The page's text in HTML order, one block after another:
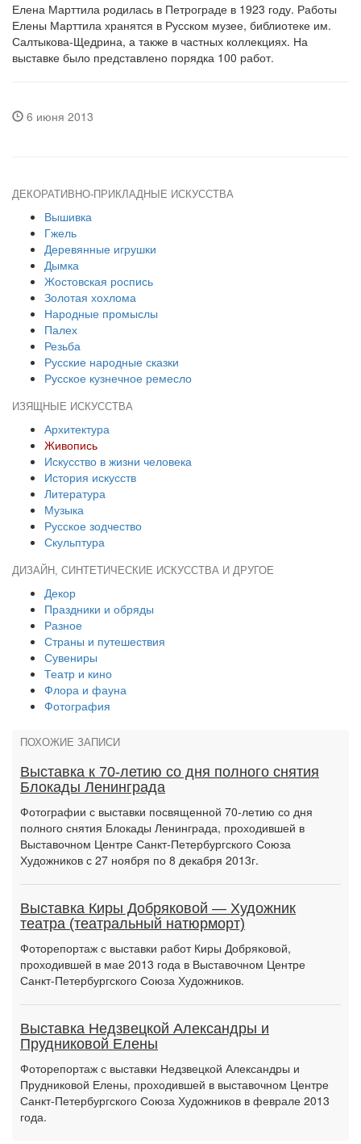
Елена Марттила родилась в Петрограде в 1923 году. Работы
Елены Марттила хранятся в Русском музее, библиотеке им.
Салтыкова-Щедрина, а также в частных коллекциях. На
выставке было представлено порядка 100 работ.
6 июня 2013
ДЕКОРАТИВНО-ПРИКЛАДНЫЕ ИСКУССТВА
Вышивка
Гжель
Деревянные игрушки
Дымка
Жостовская роспись
Золотая хохлома
Народные промыслы
Палех
Резьба
Русские народные сказки
Русское кузнечное ремесло
ИЗЯЩНЫЕ ИСКУССТВА
Архитектура
Живопись
Искусство в жизни человека
История искусств
Литература
Музыка
Русское зодчество
Скульптура
ДИЗАЙН, СИНТЕТИЧЕСКИЕ ИСКУССТВА И ДРУГОЕ
Декор
Праздники и обряды
Разное
Страны и путешествия
Сувениры
Театр и кино
Флора и фауна
Фотография
ПОХОЖИЕ ЗАПИСИ
Выставка к 70-летию со дня полного снятия
Блокады Ленинграда
Фотографии с выставки посвященной 70-летию со дня
полного снятия Блокады Ленинграда, проходившей в
Выставочном Центре Санкт-Петербургского Союза
Художников с 27 ноября по 8 декабря 2013г.
Выставка Киры Добряковой — Художник
театра (театральный натюрморт)
Фоторепортаж с выставки работ Киры Добряковой,
проходившей в мае 2013 года в Выставочном Центре
Санкт-Петербургского Союза Художников.
Выставка Недзвецкой Александры и
Прудниковой Елены
Фоторепортаж с выставки Недзвецкой Александры и
Прудниковой Елены, проходившей в выставочном Центре
Санкт-Петербургского Союза Художников в феврале 2013
года.